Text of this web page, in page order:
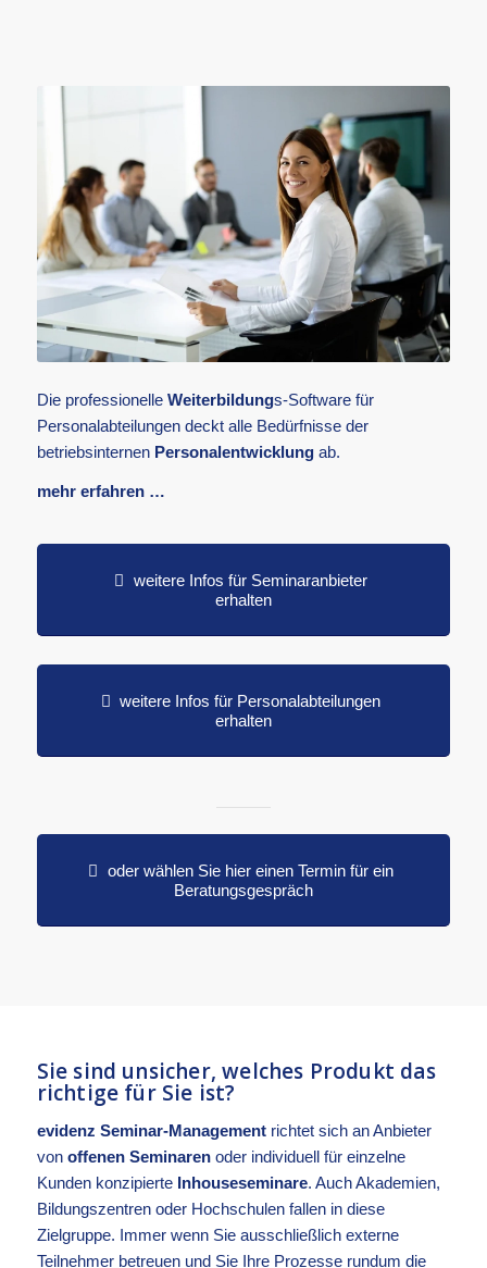
Die professionelle Weiterbildungs-Software für
Personalabteilungen deckt alle Bedürfnisse der
betriebsinternen Personalentwicklungab.
mehr erfahren …
weitere Infos für Seminaranbieter
erhalten
weitere Infos für Personalabteilungen
erhalten
oder wählen Sie hier einen Termin für ein
Beratungsgespräch
Sie sind unsicher, welches Produkt das
richtige für Sie ist?
evidenz Seminar-Managementrichtet sich an Anbieter
vonoffenen Seminarenoder individuell für einzelne
Kunden konzipierte Inhouseseminare. Auch Akademien,
Bildungszentren oder Hochschulen fallen in diese
Zielgruppe. Immer wenn Sie ausschließlich externe
Teilnehmer betreuen und Sie Ihre Prozesse rundum die